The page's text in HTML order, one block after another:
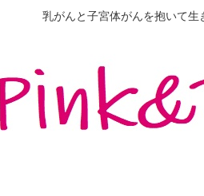
乳がんと子宮体がんを抱いて生